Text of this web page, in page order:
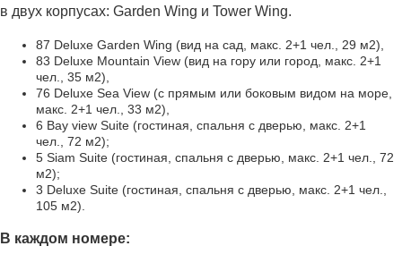
в двух корпусах: Garden Wing и Tower Wing.
87 Deluxe Garden Wing (вид на сад, макс. 2+1 чел., 29 м2),
83 Deluxe Mountain View (вид на гору или город, макс. 2+1
чел., 35 м2),
76 Deluxe Sea View (с прямым или боковым видом на море,
макс. 2+1 чел., 33 м2),
6 Bay view Suite (гостиная, спальня с дверью, макс. 2+1
чел., 72 м2);
5 Siam Suite (гостиная, спальня с дверью, макс. 2+1 чел., 72
м2);
3 Deluxe Suite (гостиная, спальня с дверью, макс. 2+1 чел.,
105 м2).
В каждом номере: